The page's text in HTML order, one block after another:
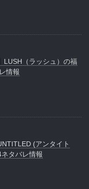
LUSH（ラッシュ）の福
情報
(アンタイト
タバレ情報